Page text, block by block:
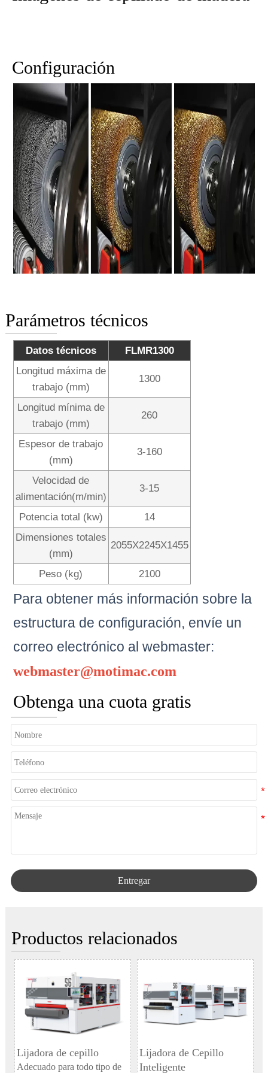
Configuración
Parámetros técnicos
Datos técnicos
FLMR1300
Longitud máxima de
trabajo (mm)
1300
Longitud mínima de
trabajo (mm)
260
Espesor de trabajo
(mm)
3-160
Velocidad de
alimentación(m/min)
3-15
Potencia total (kw)
14
Dimensiones totales
(mm)
2055X2245X1455
Peso (kg) 2100
Para obtener más información sobre la
estructura de configuración, envíe un
correo electrónico al webmaster:
webmaster@motimac.com
Obtenga una cuota gratis
Entregar
Productos relacionados
Lijadora de cepillo
Adecuado para todo tipo de
Lijadora de Cepillo
Inteligente